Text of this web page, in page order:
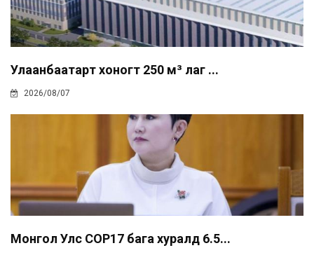
Улаанбаатарт хоногт 250 м³ лаг ...
2026/08/07
Монгол Улс COP17 бага хуралд 6.5...